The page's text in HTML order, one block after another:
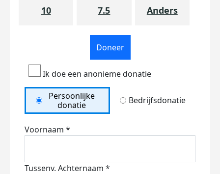
10 7.5 Anders
Doneer
Ik doe een anonieme donatie
Persoonlijke
donatie
Bedrijfsdonatie
Voornaam *
Tussenv. Achternaam *